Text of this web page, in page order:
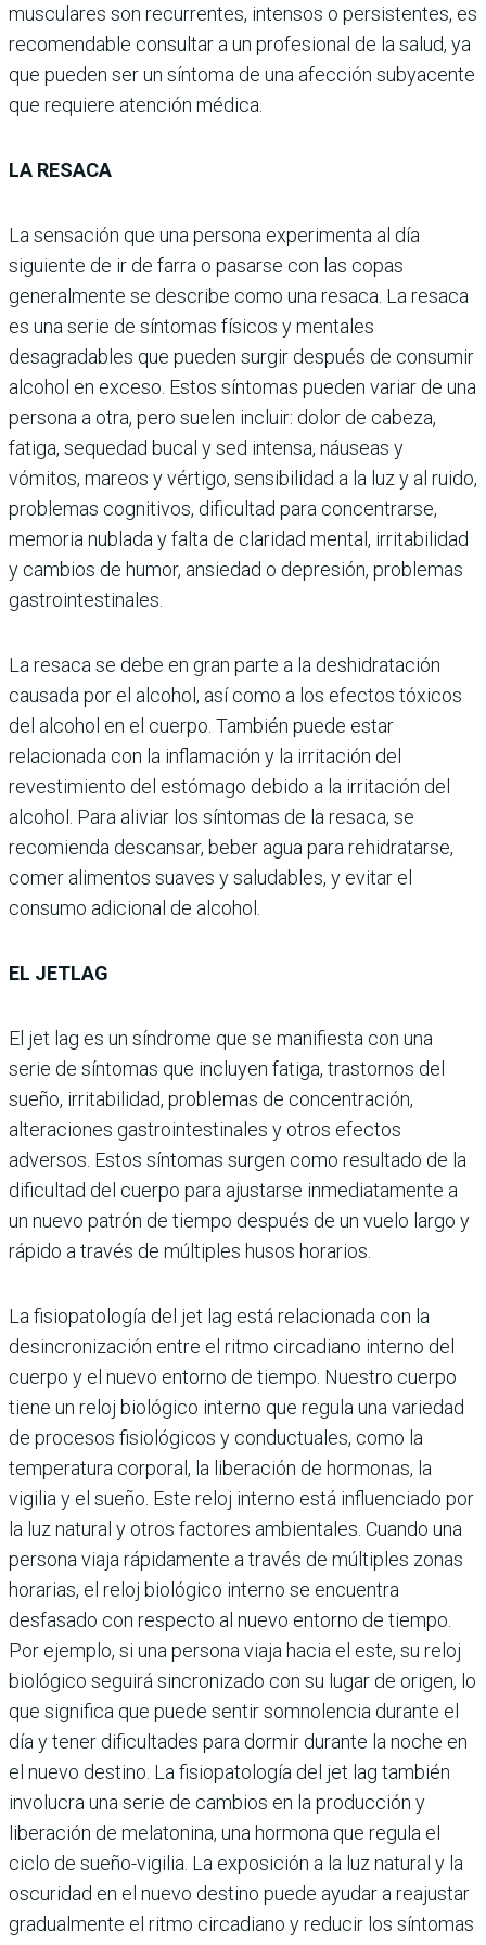
musculares son recurrentes, intensos o persistentes, es
recomendable consultar a un profesional de la salud, ya
que pueden ser un síntoma de una afección subyacente
que requiere atención médica.
LA RESACA
La sensación que una persona experimenta al día
siguiente de ir de farra o pasarse con las copas
generalmente se describe como una resaca. La resaca
es una serie de síntomas físicos y mentales
desagradables que pueden surgir después de consumir
alcohol en exceso. Estos síntomas pueden variar de una
persona a otra, pero suelen incluir: dolor de cabeza,
fatiga, sequedad bucal y sed intensa, náuseas y
vómitos, mareos y vértigo, sensibilidad a la luz y al ruido,
problemas cognitivos, dificultad para concentrarse,
memoria nublada y falta de claridad mental, irritabilidad
y cambios de humor, ansiedad o depresión, problemas
gastrointestinales.
La resaca se debe en gran parte a la deshidratación
causada por el alcohol, así como a los efectos tóxicos
del alcohol en el cuerpo. También puede estar
relacionada con la inflamación y la irritación del
revestimiento del estómago debido a la irritación del
alcohol. Para aliviar los síntomas de la resaca, se
recomienda descansar, beber agua para rehidratarse,
comer alimentos suaves y saludables, y evitar el
consumo adicional de alcohol.
EL JETLAG
El jet lag es un síndrome que se manifiesta con una
serie de síntomas que incluyen fatiga, trastornos del
sueño, irritabilidad, problemas de concentración,
alteraciones gastrointestinales y otros efectos
adversos. Estos síntomas surgen como resultado de la
dificultad del cuerpo para ajustarse inmediatamente a
un nuevo patrón de tiempo después de un vuelo largo y
rápido a través de múltiples husos horarios.
La fisiopatología del jet lag está relacionada con la
desincronización entre el ritmo circadiano interno del
cuerpo y el nuevo entorno de tiempo. Nuestro cuerpo
tiene un reloj biológico interno que regula una variedad
de procesos fisiológicos y conductuales, como la
temperatura corporal, la liberación de hormonas, la
vigilia y el sueño. Este reloj interno está influenciado por
la luz natural y otros factores ambientales. Cuando una
persona viaja rápidamente a través de múltiples zonas
horarias, el reloj biológico interno se encuentra
desfasado con respecto al nuevo entorno de tiempo.
Por ejemplo, si una persona viaja hacia el este, su reloj
biológico seguirá sincronizado con su lugar de origen, lo
que significa que puede sentir somnolencia durante el
día y tener dificultades para dormir durante la noche en
el nuevo destino. La fisiopatología del jet lag también
involucra una serie de cambios en la producción y
liberación de melatonina, una hormona que regula el
ciclo de sueño-vigilia. La exposición a la luz natural y la
oscuridad en el nuevo destino puede ayudar a reajustar
gradualmente el ritmo circadiano y reducir los síntomas